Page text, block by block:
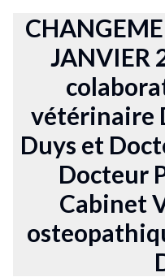
JANVIER 2026
colaboration
vétérinaire Docteur Coralie
Duys et Docteur Pasale Ballez
Docteur
Cabinet